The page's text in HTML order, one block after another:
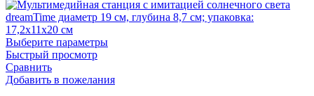
Выберите параметры
Быстрый просмотр
Сравнить
Добавить в пожелания